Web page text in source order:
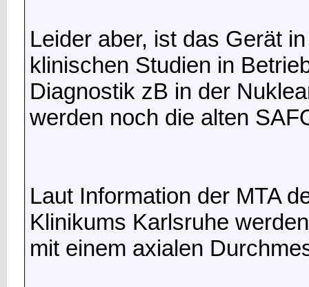
Leider aber, ist das Gerät
klinischen Studien in
Diagnostik zB in der
werden noch die alten
Laut Information der MTA
Klinikums Karlsruhe
mit einem axialen